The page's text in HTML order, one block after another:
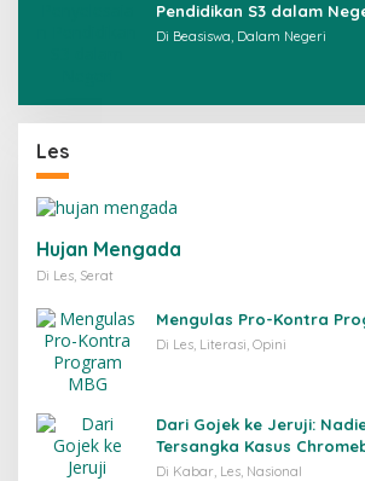
Pendidikan S3 dalam
Di Beasiswa, Dalam Negeri
Les
Hujan Mengada
Di Les, Serat
Mengulas Pro-Kontra
Di Les, Literasi, Opini
Dari Gojek ke Jeruji:
Tersangka Kasus
Di Kabar, Les, Nasional